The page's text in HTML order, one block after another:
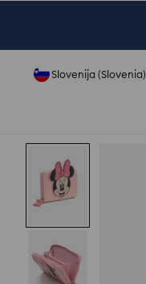
Slovenija (Slovenia)